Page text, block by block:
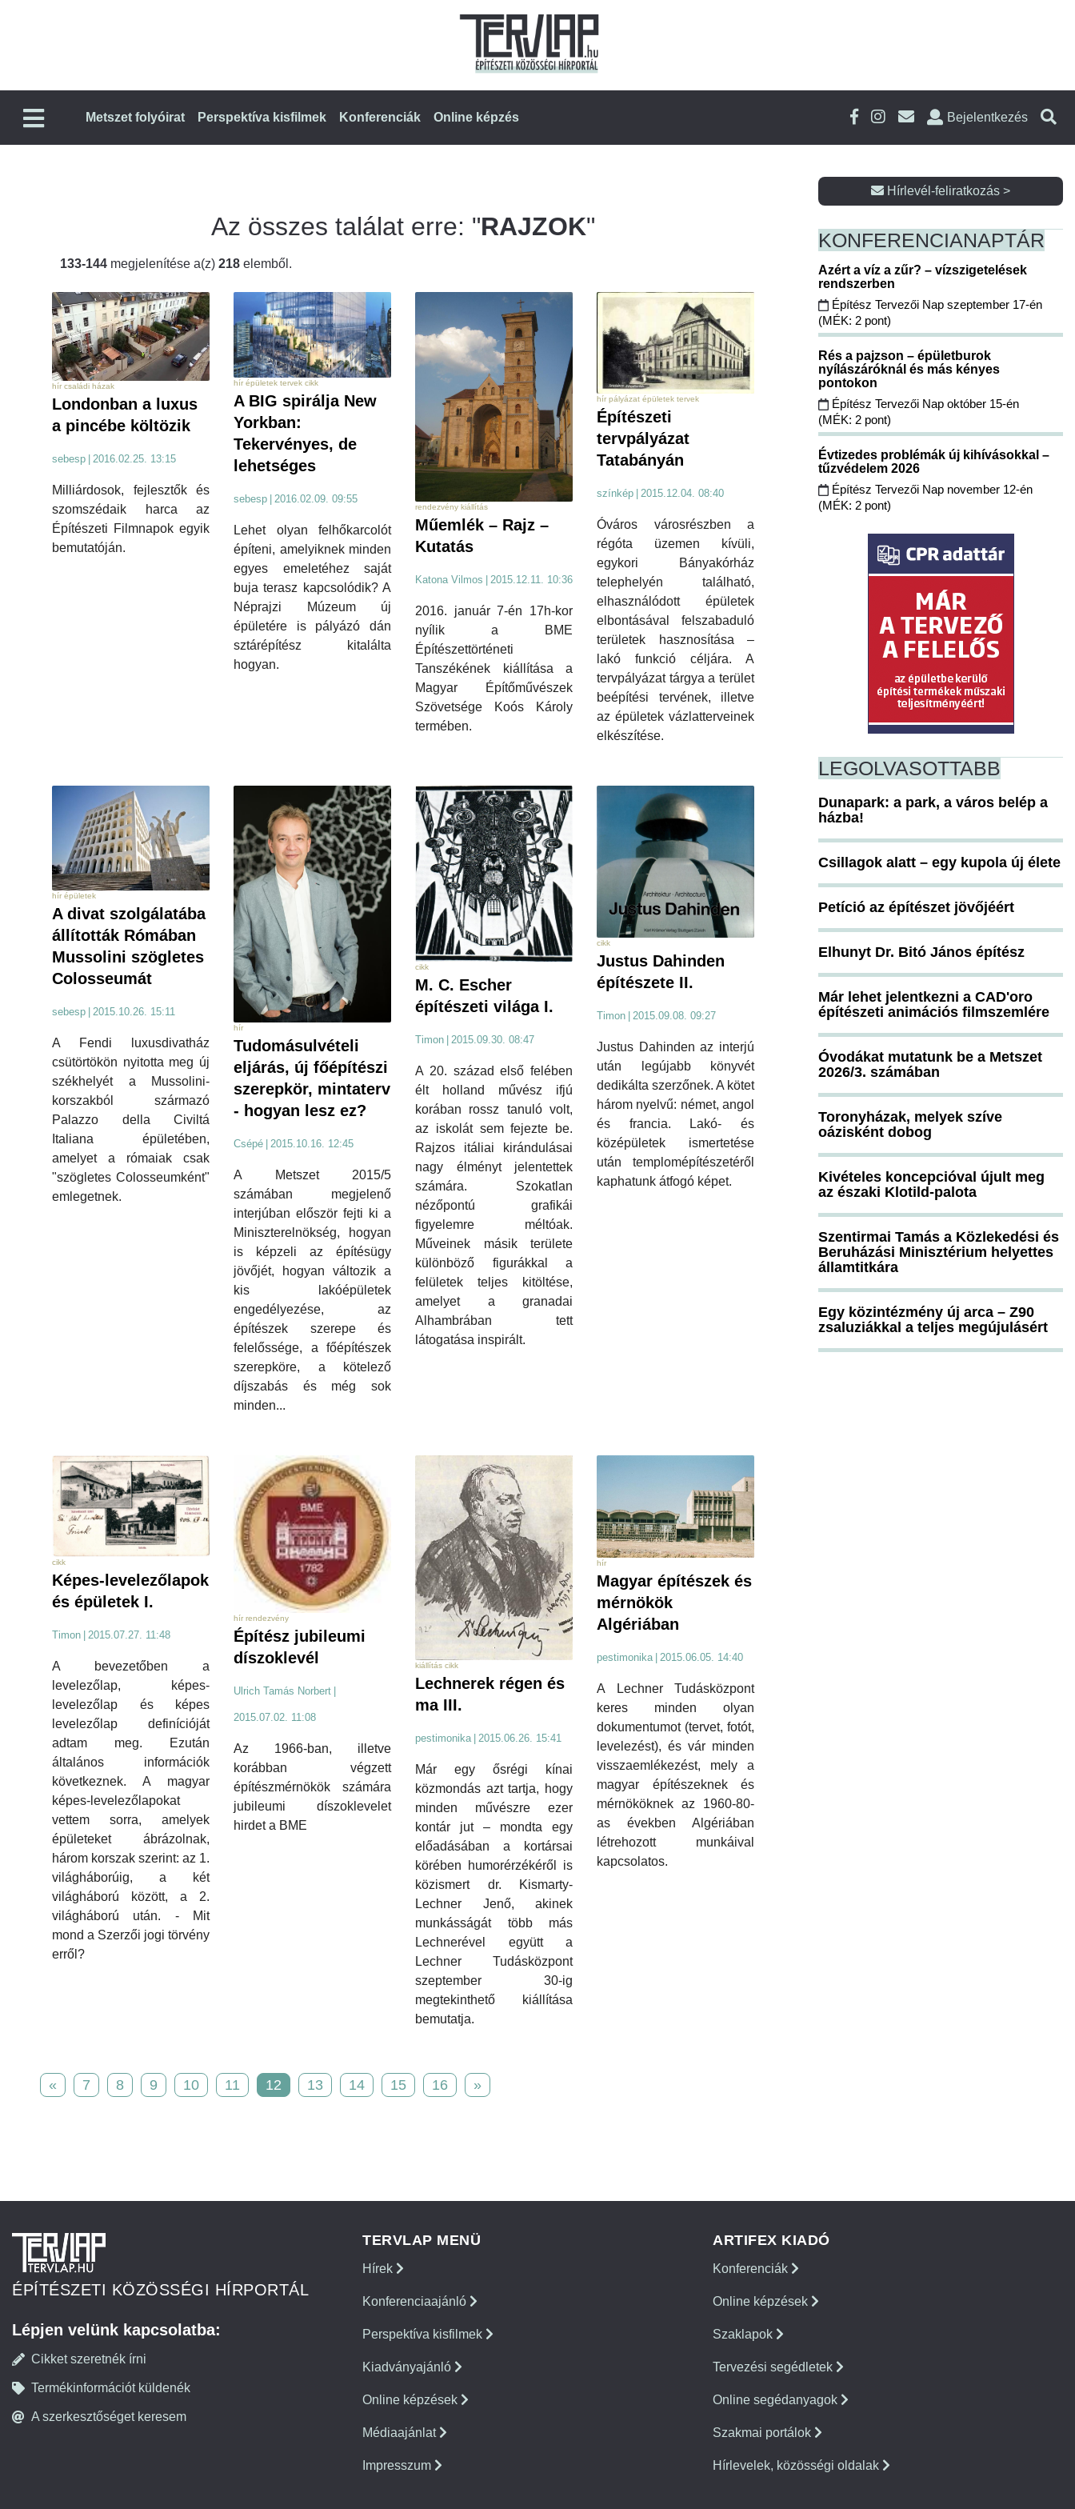
Metszet folyóirat Perspektíva kisfilmek Konferenciák Online képzés Bejelentkezés
Az összes találat erre: "RAJZOK"
133-144 megjelenítése a(z) 218 elemből.
hír családi házak
Londonban a luxus
a pincébe költözik
sebesp | 2016.02.25. 13:15
Milliárdosok, fejlesztők és
szomszédaik harca az
Építészeti Filmnapok egyik
bemutatóján.
hír épületek tervek cikk
A BIG spirálja New
Yorkban:
Tekervényes, de
lehetséges
sebesp 2016.02.09. 09:55
Lehet olyan felhőkarcolót
építeni, amelyiknek minden
egyes emeletéhez saját
buja terasz kapcsolódik? A
Néprajzi Múzeum új
épületére is pályázó dán
sztárépítész kitalálta
hogyan.
rendezvény kiállítás
Műemlék – Rajz –
Kutatás
Katona Vilmos 2015.12.11. 10:36
2016. január 7-én 17h-kor
nyílik a BME
Építészettörténeti
Tanszékének kiállítása a
Magyar Építőművészek
Szövetsége Koós Károly
termében.
hír pályázat épületek tervek
Építészeti
tervpályázat
Tatabányán
színkép 2015.12.04. 08:40
Óváros városrészben a
régóta üzemen kívüli,
egykori Bányakórház
telephelyén található,
elhasználódott épületek
elbontásával felszabaduló
területek hasznosítása –
lakó funkció céljára. A
tervpályázat tárgya a terület
beépítési tervének, illetve
az épületek vázlatterveinek
elkészítése.
hír épületek
A divat szolgálatába
állították Rómában
Mussolini szögletes
Colosseumát
sebesp 2015.10.26. 15:11
A Fendi luxusdivatház
csütörtökön nyitotta meg új
székhelyét a Mussolini-
korszakból származó
Palazzo della Civiltá
Italiana épületében,
amelyet a rómaiak csak
"szögletes Colosseumként"
emlegetnek.
hír
Tudomásulvételi
eljárás, új főépítészi
szerepkör, mintaterv
- hogyan lesz ez?
Csépé 2015.10.16. 12:45
A Metszet 2015/5
számában megjelenő
interjúban először fejti ki a
Miniszterelnökség, hogyan
is képzeli az építésügy
jövőjét, hogyan változik a
kis lakóépületek
engedélyezése, az
építészek szerepe és
felelőssége, a főépítészek
szerepköre, a kötelező
díjszabás és még sok
minden...
cikk
M. C. Escher
építészeti világa I.
Timon 2015.09.30. 08:47
A 20. század első felében
élt holland művész ifjú
korában rossz tanuló volt,
az iskolát sem fejezte be.
Rajzos itáliai kirándulásai
nagy élményt jelentettek
számára. Szokatlan
nézőpontú grafikái
figyelemre méltóak.
Műveinek másik területe
különböző figurákkal a
felületek teljes kitöltése,
amelyet a granadai
Alhambrában tett
látogatása inspirált.
cikk
Justus Dahinden
építészete II.
Timon 2015.09.08. 09:27
Justus Dahinden az interjú
után legújabb könyvét
dedikálta szerzőnek. A kötet
három nyelvű: német, angol
és francia. Lakó- és
középületek ismertetése
után templomépítészetéről
kaphatunk átfogó képet.
cikk
Képes-levelezőlapok
és épületek I.
Timon | 2015.07.27. 11:48
A bevezetőben a
levelezőlap, képes-
levelezőlap és képes
levelezőlap definícióját
adtam meg. Ezután
általános információk
következnek. A magyar
képes-levelezőlapokat
vettem sorra, amelyek
épületeket ábrázolnak,
három korszak szerint: az 1.
világháborúig, a két
világháború között, a 2.
világháború után. - Mit
mond a Szerzői jogi törvény
erről?
hír rendezvény
Építész jubileumi
díszoklevél
Ulrich Tamás Norbert
2015.07.02. 11:08
Az 1966-ban, illetve
korábban végzett
építészmérnökök számára
jubileumi díszoklevelet
hirdet a BME
kiállítás cikk
Lechnerek régen és
ma III.
pestimonika 2015.06.26. 15:41
Már egy ősrégi kínai
közmondás azt tartja, hogy
minden művészre ezer
kontár jut – mondta egy
előadásában a kortársai
körében humorérzékéről is
közismert dr. Kismarty-
Lechner Jenő, akinek
munkásságát több más
Lechnerével együtt a
Lechner Tudásközpont
szeptember 30-ig
megtekinthető kiállítása
bemutatja.
hír
Magyar építészek és
mérnökök
Algériában
pestimonika 2015.06.05. 14:40
A Lechner Tudásközpont
keres minden olyan
dokumentumot (tervet, fotót,
levelezést), és vár minden
visszaemlékezést, mely a
magyar építészeknek és
mérnököknek az 1960-80-
as években Algériában
létrehozott munkáival
kapcsolatos.
« 7 8 9 10 11 12 13 14 15 16 »
Hírlevél-feliratkozás >
KONFERENCIANAPTÁR
Azért a víz a zűr? – vízszigetelések
rendszerben
Építész Tervezői Nap szeptember 17-én
(MÉK: 2 pont)
Rés a pajzson – épületburok
nyílászáróknál és más kényes
pontokon
Építész Tervezői Nap október 15-én
(MÉK: 2 pont)
Évtizedes problémák új kihívásokkal –
tűzvédelem 2026
Építész Tervezői Nap november 12-én
(MÉK: 2 pont)
LEGOLVASOTTABB
Dunapark: a park, a város belép a
házba!
Csillagok alatt – egy kupola új élete
Petíció az építészet jövőjéért
Elhunyt Dr. Bitó János építész
Már lehet jelentkezni a CAD'oro
építészeti animációs filmszemlére
Óvodákat mutatunk be a Metszet
2026/3. számában
Toronyházak, melyek szíve
oázisként dobog
Kivételes koncepcióval újult meg
az északi Klotild-palota
Szentirmai Tamás a Közlekedési és
Beruházási Minisztérium helyettes
államtitkára
Egy közintézmény új arca – Z90
zsaluziákkal a teljes megújulásért
ÉPÍTÉSZETI KÖZÖSSÉGI HÍRPORTÁL
Lépjen velünk kapcsolatba:
Cikket szeretnék írni
Termékinformációt küldenék
A szerkesztőséget keresem
TERVLAP MENÜ
Hírek
Konferenciaajánló
Perspektíva kisfilmek
Kiadványajánló
Online képzések
Médiaajánlat
Impresszum
ARTIFEX KIADÓ
Konferenciák
Online képzések
Szaklapok
Tervezési segédletek
Online segédanyagok
Szakmai portálok
Hírlevelek, közösségi oldalak